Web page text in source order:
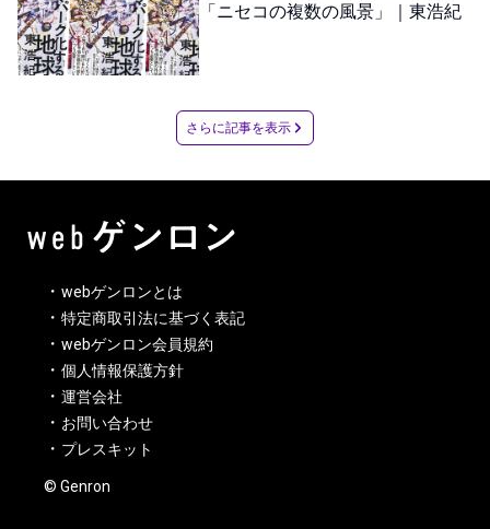
「ニセコの複数の風景」｜東浩紀
さらに記事を表示
webゲンロンとは
特定商取引法に基づく表記
webゲンロン会員規約
個人情報保護方針
運営会社
お問い合わせ
プレスキット
© Genron